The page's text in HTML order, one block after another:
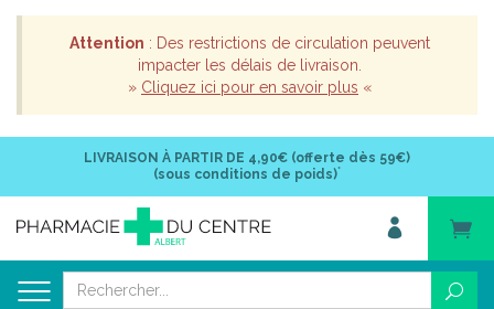
Attention : Des restrictions de circulation peuvent
impacter les délais de livraison.
» Cliquez ici pour en savoir plus «
LIVRAISON À PARTIR DE 4,90€ (offerte dès 59€)
(sous conditions de poids)*